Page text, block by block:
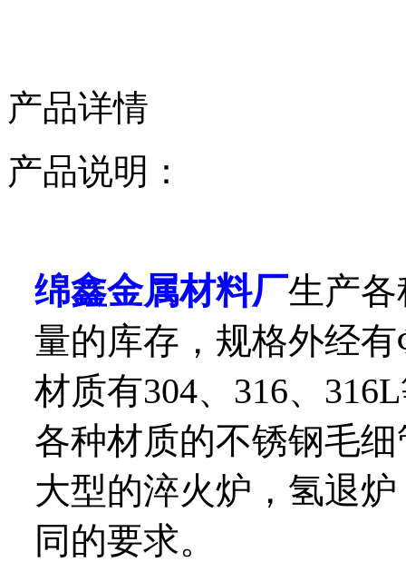
产品详情
产品说明：
绵鑫金属材料厂生产
量的库存，规格外经有
材质有304、316、
各种材质的不锈钢毛
大型的淬火炉，氢退
同的要求。